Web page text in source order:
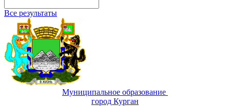
Все результаты
Муниципальное образование
город Курган